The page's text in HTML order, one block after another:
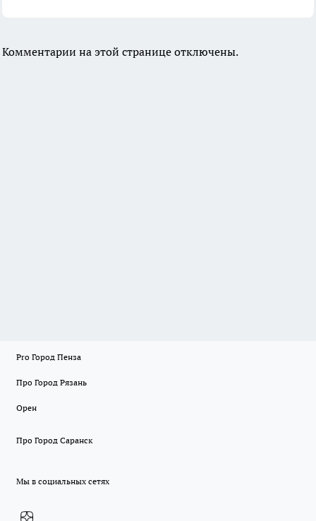
Комментарии на этой странице отключены.
Pro Город Пенза
Про Город Рязань
Орен
Про Город Саранск
Мы в социальных сетях